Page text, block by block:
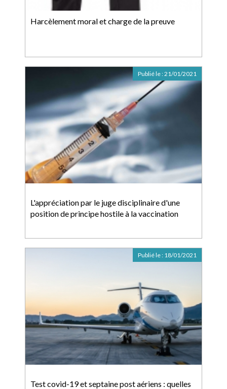
Harcèlement moral et charge de la preuve
L'appréciation par le juge disciplinaire d'une
position de principe hostile à la vaccination
Publié le :21/01/2021
Test covid-19 et septaine post aériens : quelles
Publié le : 18/01/2021